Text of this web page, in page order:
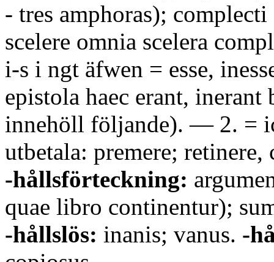
- tres amphoras);
scelere omnia scelera
i-s i ngt äfwen = esse,
epistola haec erant, inerant
innehöll följande). — 2. =
utbetala: premere; retinere,
-hållsförteckning:
quae libro continentur);
-hållslös: inanis; vanus. -